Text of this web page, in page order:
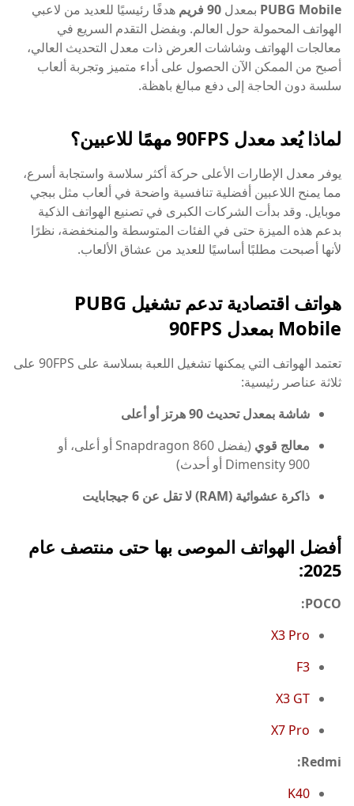
PUBG Mobileبمعدل90 فريم
هدفًا رئيسيًا للعديد من لاعبي
الهواتف المحمولة حول العالم. وبفضل التقدم السريع في
معالجات الهواتف وشاشات العرض ذات معدل التحديث العالي،
أصبح من الممكن الآن الحصول على أداء متميز وتجربة ألعاب
سلسة دون الحاجة إلى دفع مبالغ باهظة.
لماذا يُعد معدل 90FPS مهمًا للاعبين؟
يوفر معدل الإطارات الأعلى حركة أكثر سلاسة واستجابة أسرع،
مما يمنح اللاعبين أفضلية تنافسية واضحة في ألعاب مثل ببجي
موبايل. وقد بدأت الشركات الكبرى في تصنيع الهواتف الذكية
بدعم هذه الميزة حتى في الفئات المتوسطة والمنخفضة، نظرًا
لأنها أصبحت مطلبًا أساسيًا للعديد من عشاق الألعاب.
هواتف اقتصادية تدعم تشغيل PUBG
Mobile بمعدل 90FPS
تعتمد الهواتف التي يمكنها تشغيل اللعبة بسلاسة على 90FPS على
ثلاثة عناصر رئيسية:
شاشة بمعدل تحديث 90 هرتز أو أعلى
معالج قوي
(يفضل Snapdragon 860 أو أعلى، أو
Dimensity 900 أو أحدث)
ذاكرة عشوائية (RAM) لا تقل عن 6 جيجابايت
أفضل الهواتف الموصى بها حتى منتصف عام
2025:
POCO:
X3 Pro
F3
X3 GT
X7 Pro
Redmi:
K40